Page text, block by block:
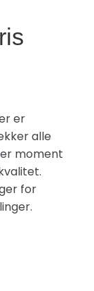
er
alle
moment
for